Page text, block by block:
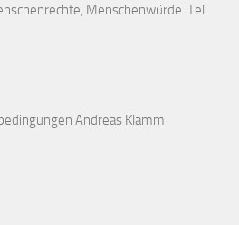
Menschenwürde. Tel.
Andreas Klamm